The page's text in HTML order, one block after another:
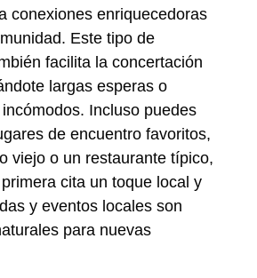
conexiones enriquecedoras
Este tipo de
facilita la concertación
largas esperas o
Incluso puedes
de encuentro favoritos,
viejo o un restaurante típico,
cita un toque local y
y eventos locales son
para nuevas